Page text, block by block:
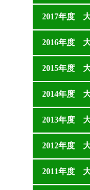
2017年度
2016年度
2015年度
2014年度
2013年度
2012年度
2011年度